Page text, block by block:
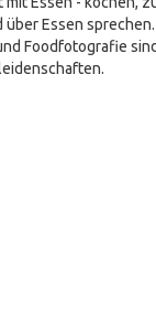
Essen sprechen.
Foodfotografie